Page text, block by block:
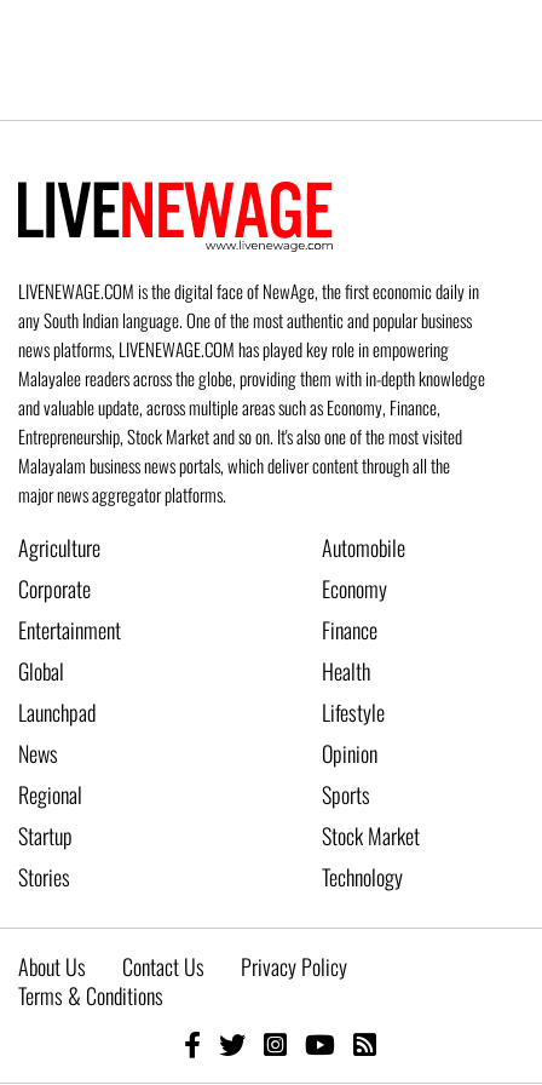
LIVENEWAGE.COM is the digital face of NewAge, the first economic daily in
any South Indian language. One of the most authentic and popular business
news platforms, LIVENEWAGE.COM has played key role in empowering
Malayalee readers across the globe, providing them with in-depth knowledge
and valuable update, across multiple areas such as Economy, Finance,
Entrepreneurship, Stock Market and so on. It's also one of the most visited
Malayalam business news portals, which deliver content through all the
major news aggregator platforms.
Agriculture
Automobile
Corporate
Economy
Entertainment
Finance
Global
Health
Launchpad
Lifestyle
News
Opinion
Regional
Sports
Startup
Stock Market
Stories
Technology
About Us Contact Us
Privacy Policy
Terms & Conditions